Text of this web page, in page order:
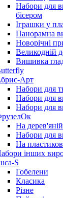
Набори для
бісером
Іграшки у
Панорамна
Новорічні
Великодній
Вишивка
Арт
Набори для
Набори для
Набори для
На
Набори для
На
інших
S
Гобелени
Класика
Різне